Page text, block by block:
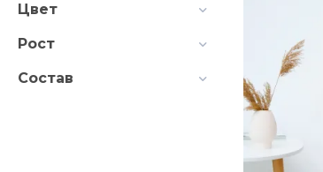
Цвет
Рост
Состав